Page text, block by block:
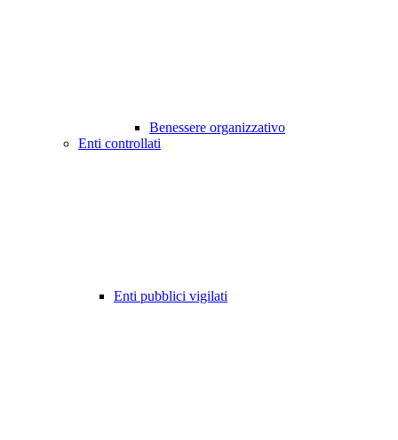
Benessere organizzativo
Enti controllati
Enti pubblici vigilati